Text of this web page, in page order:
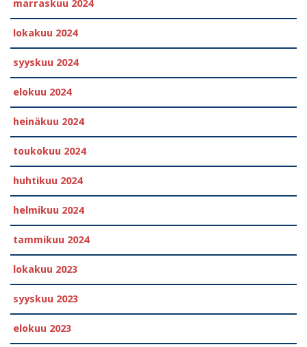
marraskuu 2024
lokakuu 2024
syyskuu 2024
elokuu 2024
heinäkuu 2024
toukokuu 2024
huhtikuu 2024
helmikuu 2024
tammikuu 2024
lokakuu 2023
syyskuu 2023
elokuu 2023